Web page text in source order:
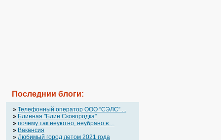
Последнии блоги:
» Телефонный оператор OOO “СЭЛС” ...
» Блинная "Блин.Сковородка"
» почему так неуютно, неубрано в ...
» Вакансия
» Любимый город летом 2021 года